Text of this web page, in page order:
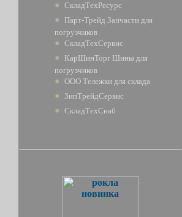
СкладТехРесурс
Парт-Трейд Запчасти для
погрузчиков
СкладТехСервис
КарШинТорг Шины для
погрузчиков
ООО Тележки для склада
ЗипТрейдСервис
СкладТехСнаб